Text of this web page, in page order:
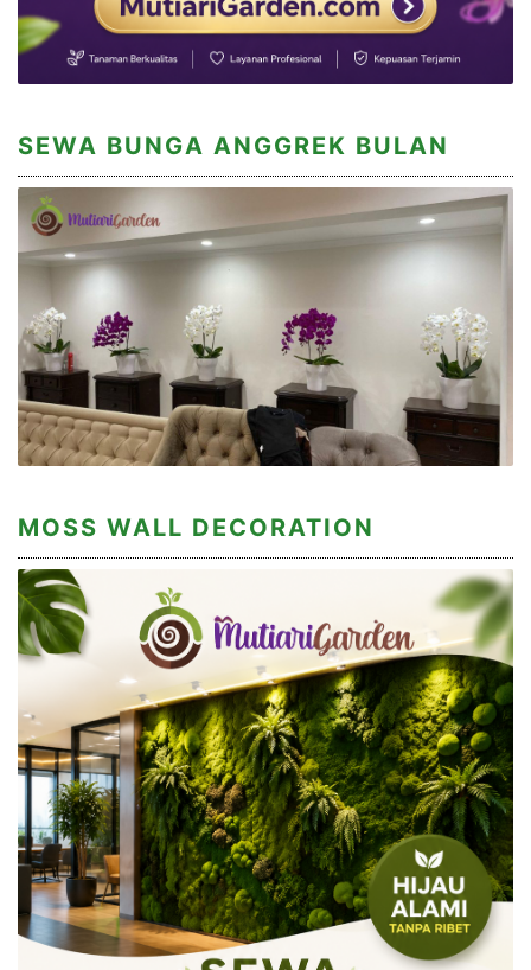
SEWA BUNGA ANGGREK BULAN
MOSS WALL DECORATION